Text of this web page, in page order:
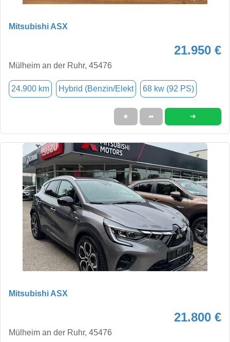
Mitsubishi ASX
21.950 €
Mülheim an der Ruhr, 45476
24.900 km Hybrid (Benzin/Elekt 68 kw (92 PS)
★ ➦ ➜
Mitsubishi ASX
21.800 €
Mülheim an der Ruhr, 45476